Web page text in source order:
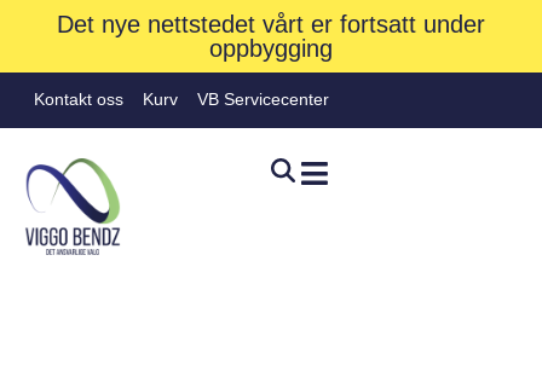
Det nye nettstedet vårt er fortsatt under
oppbygging
Kontakt oss Kurv VB Servicecenter